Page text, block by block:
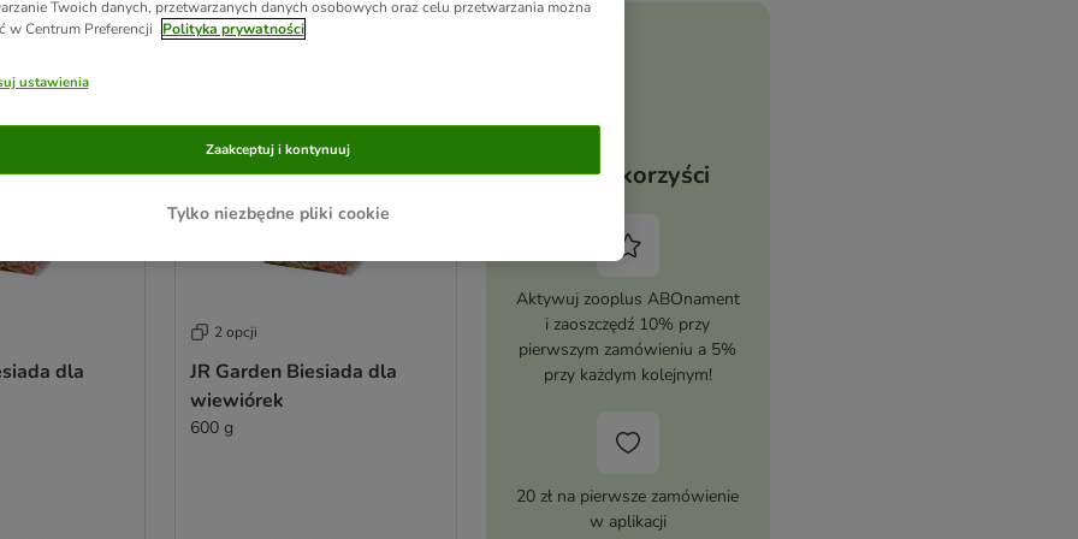
dla
2 opcji
JR Garden Biesiada dla
wiewiórek
600 g
Twoje korzyści
Aktywuj zooplus ABOnament
i zaoszczędź 10% przy
pierwszym zamówieniu a 5%
przy każdym kolejnym!
20 zł na pierwsze zamówienie
w aplikacji
Twoich danych, przetwarzanych danych osobowych oraz celu przetwarzania można
w Centrum Preferencji
Polityka prywatności
ustawienia
Tylko niezbędne pliki cookie
Zaakceptuj i kontynuuj